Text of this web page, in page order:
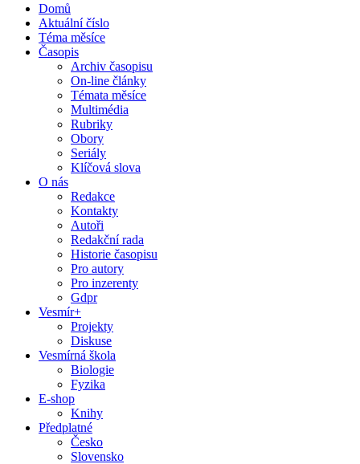
Domů
Aktuální číslo
Téma měsíce
Časopis
Archiv časopisu
On-line články
Témata měsíce
Multimédia
Rubriky
Obory
Seriály
Klíčová slova
O nás
Redakce
Kontakty
Autoři
Redakční rada
Historie časopisu
Pro autory
Pro inzerenty
Gdpr
Vesmír+
Projekty
Diskuse
Vesmírná škola
Biologie
Fyzika
E-shop
Knihy
Předplatné
Česko
Slovensko